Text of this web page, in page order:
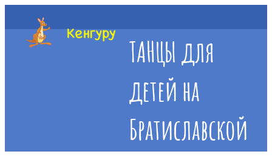
ТАНЦЫ для
детей на
Братиславской